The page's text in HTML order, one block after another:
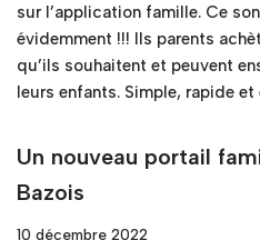
sur l’application famille. Ce
évidemment !!! Ils parents
qu’ils souhaitent et peuvent
leurs enfants. Simple, rapide
Un nouveau portail
Bazois
10 décembre 2022